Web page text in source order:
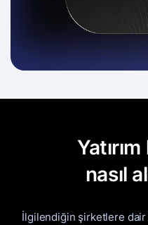
nasıl
İlgilendiğin şirketlere dair